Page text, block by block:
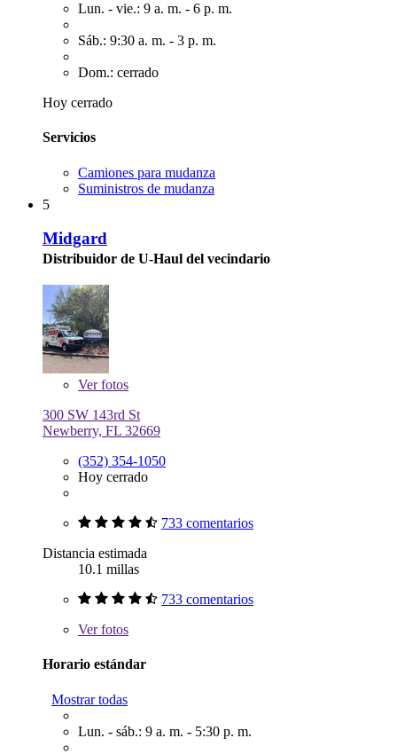
Lun. - vie.: 9 a. m. - 6 p. m.
Sáb.: 9:30 a. m. - 3 p. m.
Dom.: cerrado
Hoy cerrado
Servicios
Camiones para mudanza
Suministros de mudanza
5
Midgard
Distribuidor de U-Haul del vecindario
Verfotos
300 SW 143rd St
Newberry, FL 32669
(352) 354-1050
Hoy cerrado
733 comentarios
Distancia estimada
10.1 millas
733 comentarios
Verfotos
Horario estándar
Mostrar todas
Lun. - sáb.: 9 a. m. - 5:30 p. m.